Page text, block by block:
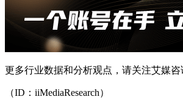
更多行业数据和分析观点，请关注艾媒咨
（ID：iiMediaResearch）